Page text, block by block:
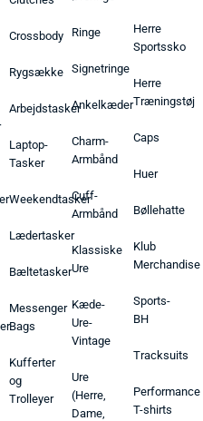
Crossbody
Rygsække
Arbejdstasker
Laptop-
Tasker
Weekendtasker
Lædertasker
Bæltetasker
Messenger
Bags
Kufferter
og
Trolleyer
Ringe
Signetringe
Ankelkæder
Charm-
Armbånd
Cuff-
Armbånd
Klassiske
Ure
Kæde-
Ure-
Vintage
Ure
(Herre,
Dame,
Herre
Sportssko
Herre
Træningstøj
Caps
Huer
Bøllehatte
Klub
Merchandise
Sports-
BH
Tracksuits
Performance
T-shirts